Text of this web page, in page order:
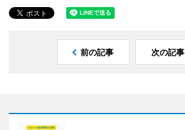
前の記事 次の記事